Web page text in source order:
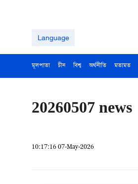
Language
মূলপাতা চীন বিশ্ব অর্থনীতি মতামত
20260507 news
10:17:16 07-May-2026